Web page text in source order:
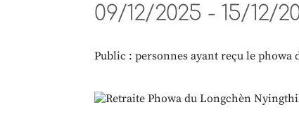
09/12/2025 - 15/12/
Public : personnes ayant reçu le